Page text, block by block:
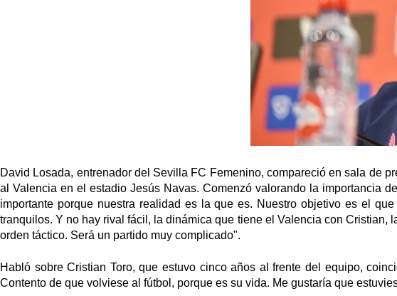
David Losada, entrenador del Sevilla FC Femenino, compareció en sala de
al Valencia en el estadio Jesús Navas. Comenzó valorando la importancia
importante porque nuestra realidad es la que es. Nuestro objetivo es el
tranquilos.Y no hay rival fácil, la dinámica que tiene el Valencia con
orden táctico. Será un partido muy complicado".
Habló sobre Cristian Toro, que estuvo cinco años al frente del equipo,
Contento de que volviese al fútbol, porque es su vida. Me gustaría que